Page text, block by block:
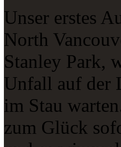
Unser erstes
North
Stanley Park,
Unfall auf der
im Stau
zum Glück